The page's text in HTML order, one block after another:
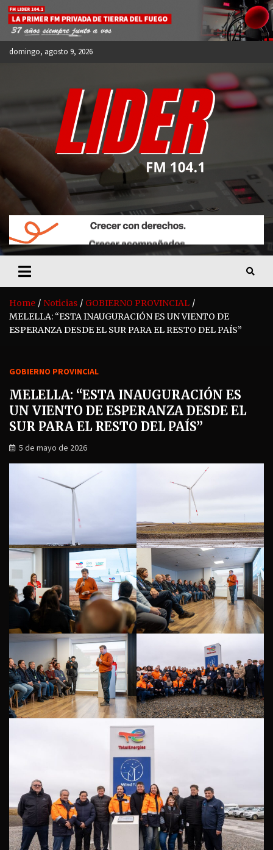
Skip
content
domingo, agosto 9, 2026
FM LIDER 104.1
Home Noticias
GOBIERNO PROVINCIAL
MELELLA: “ESTA INAUGURACIÓN ES UN VIENTO DE
ESPERANZA DESDE EL SUR PARA EL RESTO DEL PAÍS”
GOBIERNO PROVINCIAL
MELELLA: “ESTA INAUGURACIÓN ES
UN VIENTO DE ESPERANZA DESDE EL
SUR PARA EL RESTO DEL PAÍS”
5 de mayo de 2026